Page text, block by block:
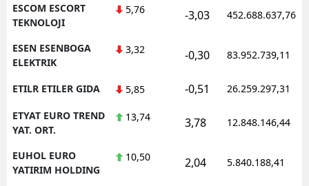
ESCOM ESCORT
TEKNOLOJI
5,76 -3,03 452.688.637,76
ESEN ESENBOGA
ELEKTRIK
3,32 -0,30 83.952.739,11
ETILR ETILER GIDA 5,85 -0,51 26.259.297,31
ETYAT EURO TREND
YAT. ORT.
13,74 3,78 12.848.146,44
EUHOL EURO
YATIRIM HOLDING
10,50 2,04 5.840.188,41